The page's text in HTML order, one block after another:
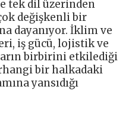
tek dil üzerinden
değişkenli bir
dayanıyor. İklim ve
iş gücü, lojistik ve
birbirini etkilediği
bir halkadaki
yansıdığı